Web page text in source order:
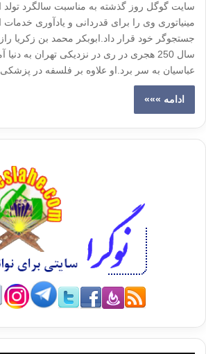
سایت گوگل روز گذشته به مناسبت سالگرد
مینیاتوری وی را برای قدردانی و یادآوری خدمات
سال 250 هجری در ری در نزدیکی تهران به
عباسیان به سر برد.او علاوه بر فلسفه در
ادامه »»»